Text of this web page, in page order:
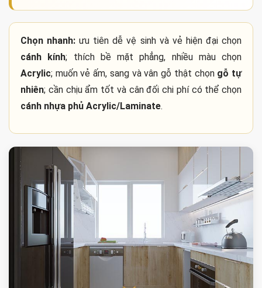
Chọn nhanh: ưu tiên dễ vệ sinh và vẻ hiện đại chọn
cánh kính; thích bề mặt phẳng, nhiều màu chọn
Acrylic; muốn vẻ ấm, sang và vân gỗ thật chọn gỗ tự
nhiên; cần chịu ẩm tốt và cân đối chi phí có thể chọn
cánh nhựa phủ Acrylic/Laminate.